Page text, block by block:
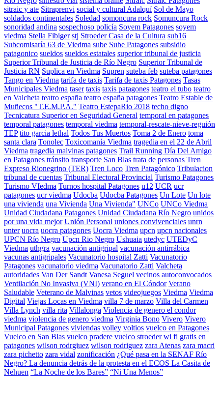
sitraic y ate Sitraprenvi social y cultural Adalquí Sol de Mayo
soldados continentales Soledad somoncura rock Somuncura Rock
sonoridad andina sospechoso policía Soyem Patagones soyem
viedma Stella Fibiger stj Stroeder Casa de la Cultura sub16
Subcomisaría 63 de Viedma sube Sube Patagones subsidio
patagonico sueldos sueldos estatales superior tribunal de justicia
Superior Tribunal de Justicia de Río Negro Superior Tribunal de
Justicia RN Suplica en Viedma Supren suteba feb suteba patagones
Tango en Viedma tarifa de taxis Tarifa de taxis Patagones Tasas
Municipales Viedma taser taxis taxis patagones teatro el tubo teatro
en Valcheta teatro españa teatro españa patagones Teatro Estable de
Muñecos "T.E.M.P.A." Teatro EstepaRio 2018 techo digno
Tecnicatura Superior en Seguridad General temporal en patagones
temporal patagones temporal viedma temporal-rescate-nieve-reguión
TEP tito garcia lethal Todos Tus Muertos Toma 2 de Enero toma
santa clara Tonolec Toxicomanía Viedma tragedia en el 22 de Abril
Viedma tragedia malvinas patagones Trail Running Día Del Amigo
en Patagones tránsito transporte San Blas trata de personas Tren
Expreso Rionegrino (TER) Tren Loco Tren Patagónico Tribulacion
tribunal de cuentas Tribunal Electoral Provincial Turismo Patagones
Turismo VIedma Turnos hospital Patagones u12 UCR ucr
patagones ucr viedma Udocba Udocba Patagones Un Lote Un lote
una vivienda una Vivienda Una Vivienda" UNCo UNCo Viedma
Unidad Ciudadana Patagones Unidad Ciudadana Río Negro unidos
por una vida mejor Unión Personal uniones convivenciales unrn
unter uocra uocra patagones Uocra Viedma upcn upcn nacionales
UPCN Río Negro Upcn Rio Negro Ushuaia utedyc UTEDyC
Viedma uthgra vacunación antigripal vacunación antirrábica
vacunas antigripales Vacunatorio hospital Zatti Vacunatorio
Patagones vacunatorio viedma Vacunatorio Zatti Valcheta
autoridades Van Der Sandt Vanesa Seguel vecinos autoconvocados
Ventilación No Invasiva (VNI) verano en El Cóndor Verano
Saludable Veterano de Malvinas vetos videojuegos Viedma Viedma
Digital Viejas Locas en Viedma villa 7 de marzo Villa del Carmen
Villa Lynch villa rita Villalonga Violencia de genero el condor
viedma violencia de genero viedma Virginia Bono Vivero Vivero
Municipal Patagones viviendas volley voltios vuelco en Patagones
Vuelco en San Blas vuelco pradere vuelco stroeder wi fi gratis en
patagones wilson rodrgiuez wilson rodriguez zara Atenas zara macri
zara pichetto zara vidal zonificación ¿Qué pasa en la SENAF Río
Negro? La denuncia detrás de la protesta en el ECOS La Casita de
Nehuen “La Noche de los Bares” “Ni Una Menos”